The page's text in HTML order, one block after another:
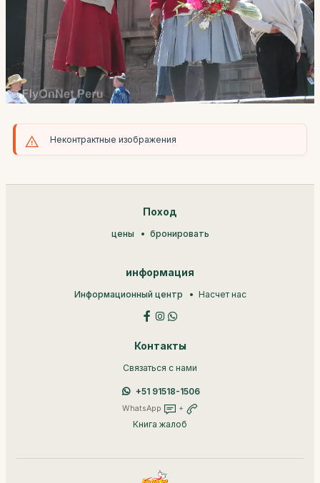
Неконтрактные изображения
Поход
цены бронировать
информация
Информационный центр Насчет нас
Контакты
Связаться с нами
+51 91518-1506
WhatsApp +
Книга жалоб